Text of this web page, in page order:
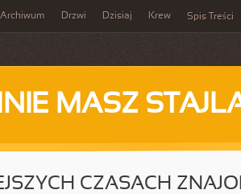
Archiwum Drzwi Dzisiaj Krew Spis Treści
MASZ
CZASACH